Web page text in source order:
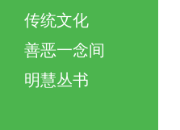
传统文化
善恶一念间
明慧丛书